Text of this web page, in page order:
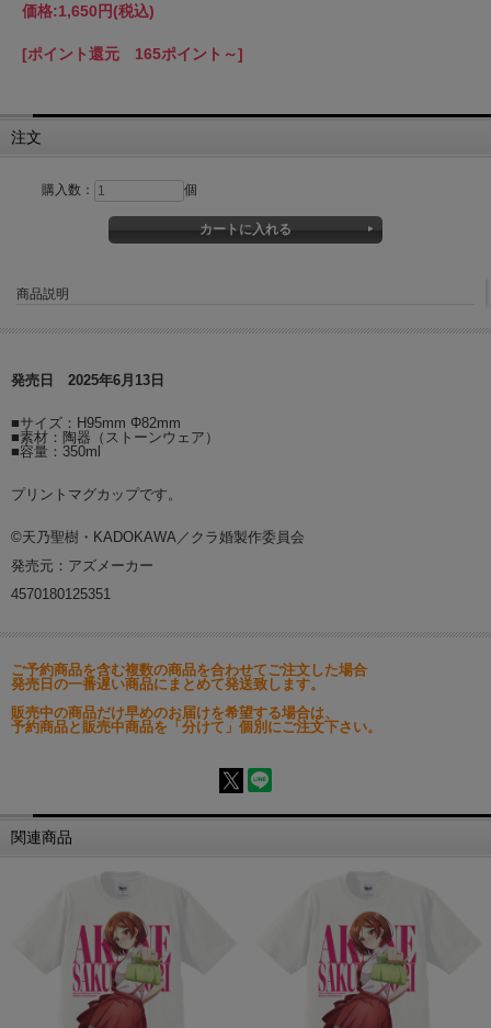
価格:1,650円(税込)
[ポイント還元 165ポイント～]
注文
購入数： 個
商品説明
発売日 2025年6月13日
■サイズ：H95mm Φ82mm
■素材：陶器（ストーンウェア）
■容量：350ml
プリントマグカップです。
©天乃聖樹・KADOKAWA／クラ婚製作委員会
発売元：アズメーカー
4570180125351
ご予約商品を含む複数の商品を合わせてご注文した場合
発売日の一番遅い商品にまとめて発送致します。
販売中の商品だけ早めのお届けを希望する場合は、
予約商品と販売中商品を「分けて」個別にご注文下さい。
関連商品